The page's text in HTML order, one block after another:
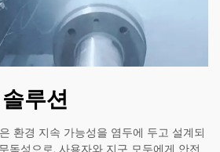
루션
환경 지속 가능성을 염두에 두고 설계되
독성으로, 사용자와 지구 모두에게 안전